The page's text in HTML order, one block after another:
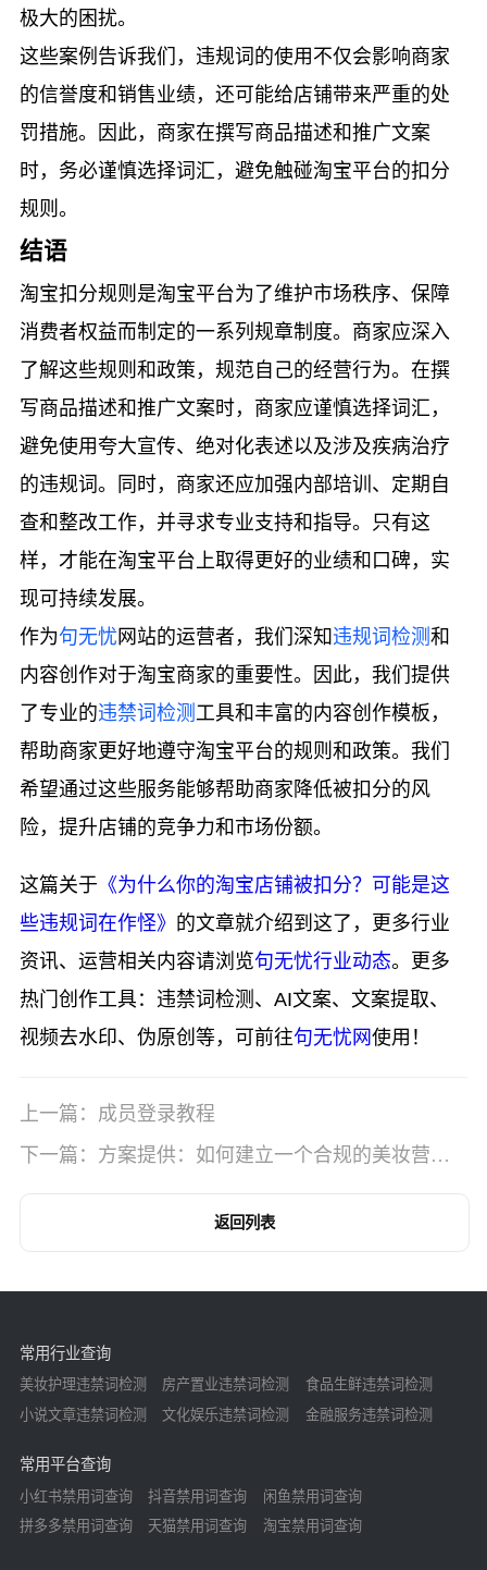
极大的困扰。
这些案例告诉我们，违规词的使用不仅会影响商家
的信誉度和销售业绩，还可能给店铺带来严重的处
罚措施。因此，商家在撰写商品描述和推广文案
时，务必谨慎选择词汇，避免触碰淘宝平台的扣分
规则。
结语
淘宝扣分规则是淘宝平台为了维护市场秩序、保障
消费者权益而制定的一系列规章制度。商家应深入
了解这些规则和政策，规范自己的经营行为。在撰
写商品描述和推广文案时，商家应谨慎选择词汇，
避免使用夸大宣传、绝对化表述以及涉及疾病治疗
的违规词。同时，商家还应加强内部培训、定期自
查和整改工作，并寻求专业支持和指导。只有这
样，才能在淘宝平台上取得更好的业绩和口碑，实
现可持续发展。
作为句无忧 网站的运营者，我们深知 违规词检测和
内容创作对于淘宝商家的重要性。因此，我们提供
了专业的违禁词检测 工具和丰富的内容创作模板，
帮助商家更好地遵守淘宝平台的规则和政策。我们
希望通过这些服务能够帮助商家降低被扣分的风
险，提升店铺的竞争力和市场份额。
这篇关于 《为什么你的淘宝店铺被扣分？可能是这
些违规词在作怪》 的文章就介绍到这了，更多行业
资讯、运营相关内容请浏览句无忧行业动态。更多
热门创作工具：违禁词检测、AI文案、文案提取、
视频去水印、伪原创等，可前往句无忧网使用！
上一篇：成员登录教程
下一篇：方案提供：如何建立一个合规的美妆营销
返回列表
常用行业查询
美妆护理违禁词检测 房产置业违禁词检测
食品生鲜违禁词检测
小说文章违禁词检测
文化娱乐违禁词检测 金融服务违禁词检测
常用平台查询
小红书禁用词查询 抖音禁用词查询
闲鱼禁用词查询
拼多多禁用词查询
天猫禁用词查询 淘宝禁用词查询